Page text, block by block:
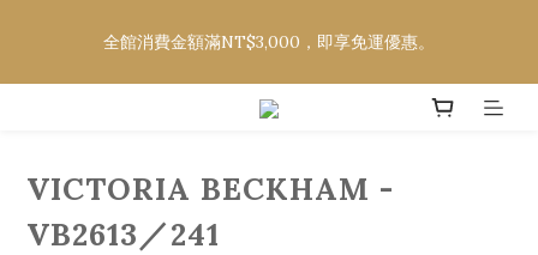
群平台詢問款式及價格
全館消費金額滿NT$3,000，即享免運優惠。
欲購買CELINE、DIOR、FENDI、LOEWE、MOSCOT，請至社
VICTORIA BECKHAM -
VB2613／241